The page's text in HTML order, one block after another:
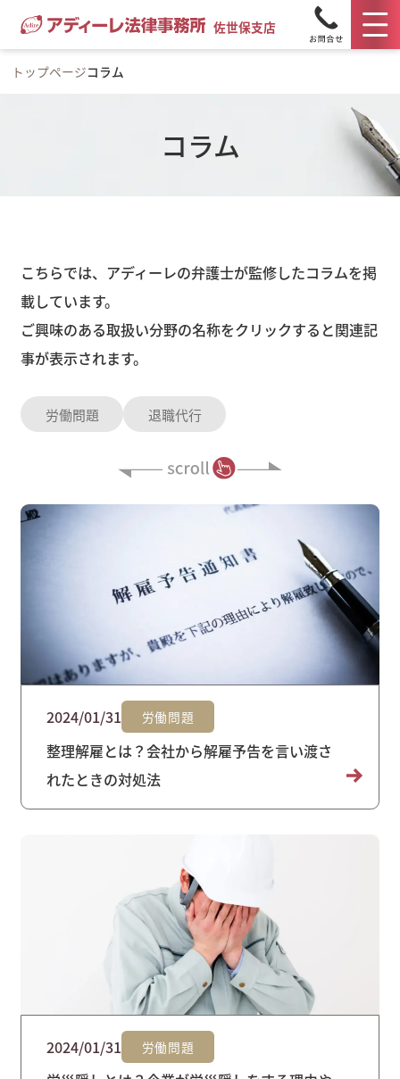
佐世保支店
トップページコラム
コラム
こちらでは、アディーレの弁護士が監修したコラムを掲
載しています。
ご興味のある取扱い分野の名称をクリックすると関連記
事が表示されます。
労働問題 退職代行
2024/01/31 労働問題
整理解雇とは？会社から解雇予告を言い渡さ
れたときの対処法
2024/01/31 労働問題